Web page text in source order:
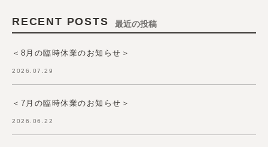
RECENT POSTS 最近の投稿
＜8月の臨時休業のお知らせ＞
2026.07.29
＜7月の臨時休業のお知らせ＞
2026.06.22